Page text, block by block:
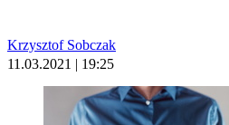
Krzysztof Sobczak
11.03.2021 | 19:25